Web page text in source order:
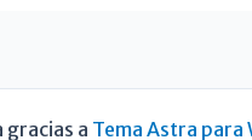
a Tema Astra para